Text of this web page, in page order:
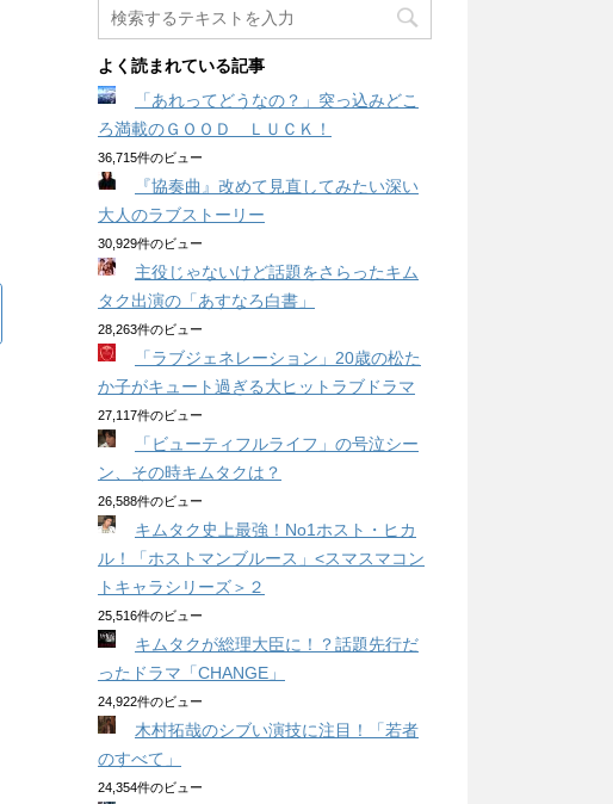
よく読まれている記事
「あれってどうなの？」突っ込みどこ
ろ満載のＧＯＯＤ ＬＵＣＫ！
36,715件のビュー
『協奏曲』改めて見直してみたい深い
大人のラブストーリー
30,929件のビュー
主役じゃないけど話題をさらったキム
タク出演の「あすなろ白書」
28,263件のビュー
「ラブジェネレーション」20歳の松た
か子がキュート過ぎる大ヒットラブドラマ
27,117件のビュー
「ビューティフルライフ」の号泣シー
ン、その時キムタクは？
26,588件のビュー
キムタク史上最強！No1ホスト・ヒカ
ル！「ホストマンブルース」<スマスマコン
トキャラシリーズ＞２
25,516件のビュー
キムタクが総理大臣に！？話題先行だ
ったドラマ「CHANGE」
24,922件のビュー
木村拓哉のシブい演技に注目！「若者
のすべて」
24,354件のビュー